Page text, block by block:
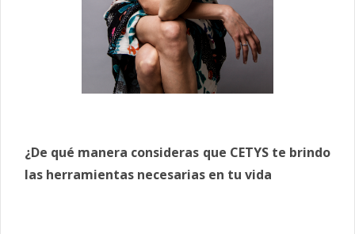
¿De qué manera consideras que CETYS te brindo
las herramientas necesarias en tu vida